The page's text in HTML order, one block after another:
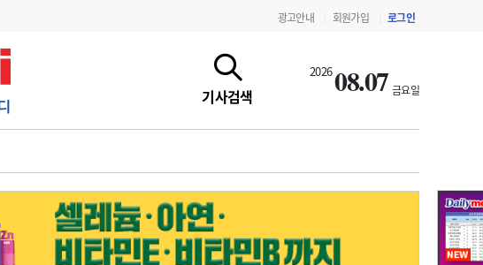
광고안내 회원가입 로그인
기사검색
202608.07 금요일